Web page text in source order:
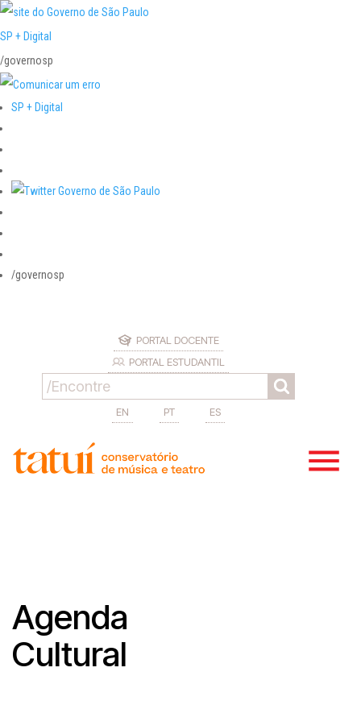
SP + Digital
/governosp
SP + Digital
/governosp
PORTAL DOCENTE
PORTAL ESTUDANTIL
EN PT ES
Agenda
Cultural